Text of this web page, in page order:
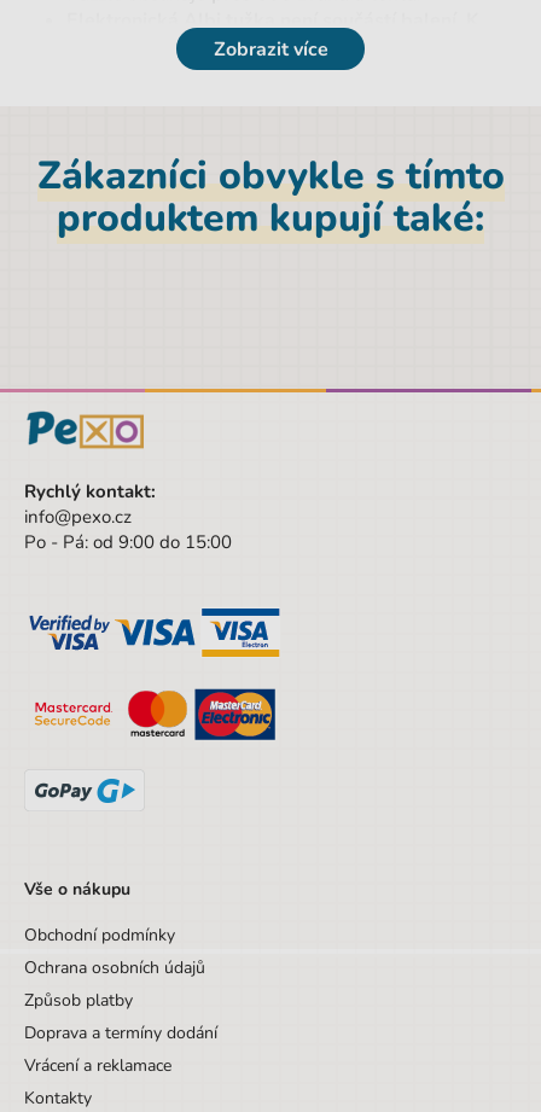
plné funkčnosti je potřeba.
Audio soubork puzzle ke stažení zde:
Parametry
EAN
8590228023308
Barva
Šířka
Šířka obalu
Hloubka obalu
Sada/Sety/Balíčky
Zobrazit více
Zákazníci obvykle s tímto
produktem kupují také:
Rychlý kontakt:
info@pexo.cz
Po - Pá: od 9:00 do 15:00
Vše o nákupu
Obchodní podmínky
Ochrana osobních údajů
Způsob platby
Doprava a termíny dodání
Vrácení a reklamace
Kontakty